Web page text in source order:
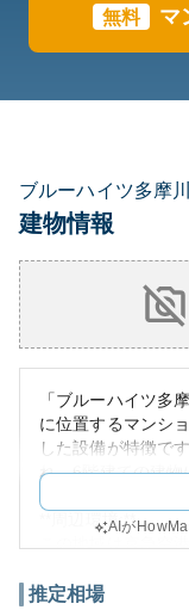
無料 マ
ブルーハイツ多摩
建物情報
「ブルーハイツ多
に位置するマンシ
した設備が特徴で
れ、6階建ての建
ンションとして適
**周辺環境:**
区特有の閑静な住
AIが
推定相場